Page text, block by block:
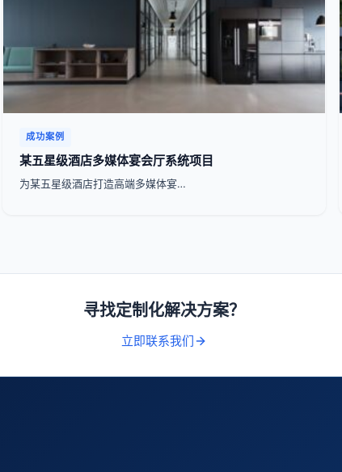
成功案例
某五星级酒店多媒体宴会厅系统项目
为某五星级酒店打造高端多媒体宴…
寻找定制化解决方案？
立即联系我们